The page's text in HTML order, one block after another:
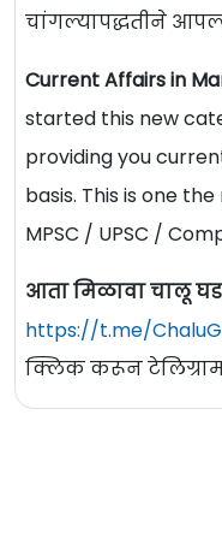
चांगल्यापद्धतीने
Current Affairs in
started this new
providing you
basis. This is one
MPSC / UPSC /
आता मिळावा चालू
https://t.me/
क्लिक करून टेलिग्राम